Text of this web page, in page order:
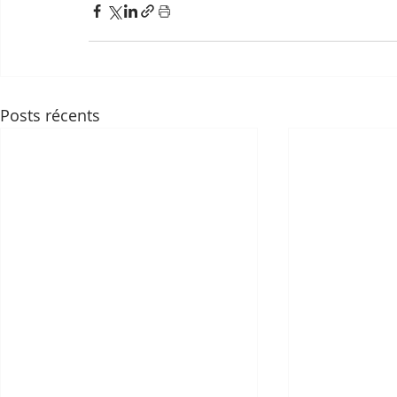
Posts récents